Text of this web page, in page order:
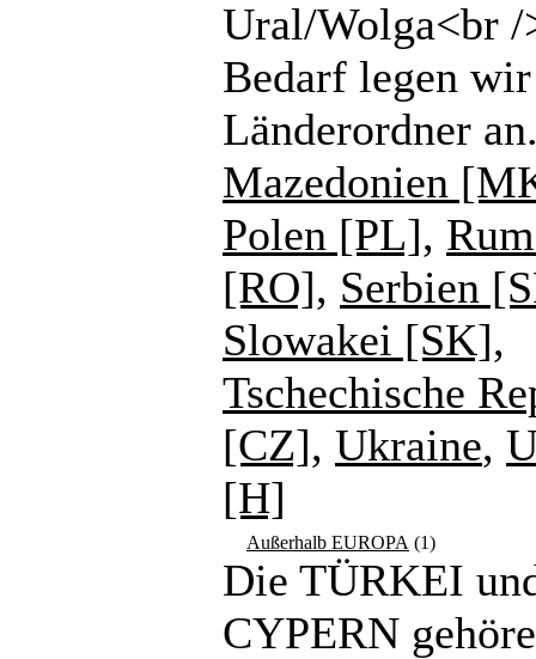
Ural/Wolga<br /
Bedarf legen wir
Länderordner
Mazedonien
Polen [PL],
[RO], Serbien
Slowakei [SK],
Tschechische
[CZ], Ukraine,
[H]
Außerhalb EUROPA (1)
Die TÜRKEI
CYPERN